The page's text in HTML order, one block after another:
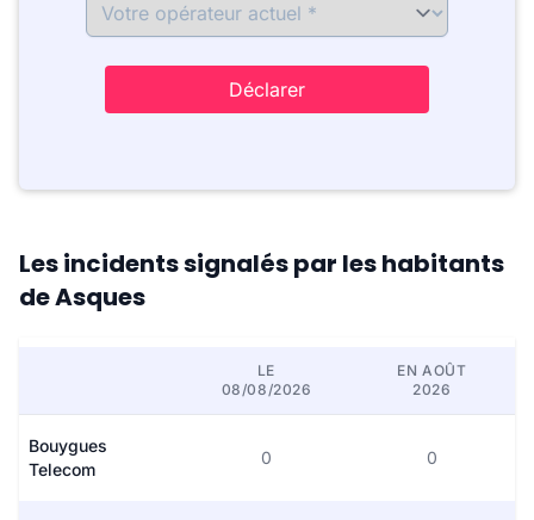
Déclarer
Les incidents signalés par les habitants
de Asques
LE
08/08/2026
EN AOÛT
2026
Bouygues
Telecom
0 0